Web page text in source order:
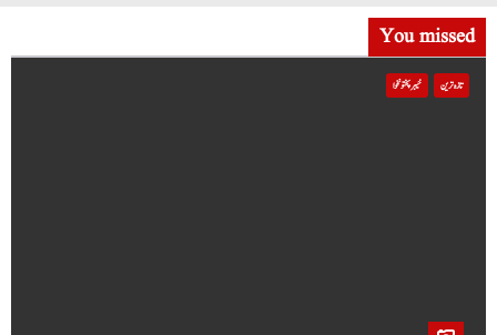
You missed
تازہ ترین خیبر پختونخوا